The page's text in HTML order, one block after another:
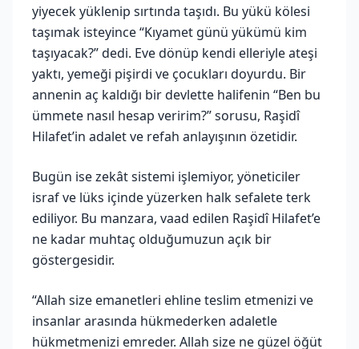
yiyecek yüklenip sırtında taşıdı. Bu yükü kölesi
taşımak isteyince “Kıyamet günü yükümü kim
taşıyacak?” dedi. Eve dönüp kendi elleriyle ateşi
yaktı, yemeği pişirdi ve çocukları doyurdu. Bir
annenin aç kaldığı bir devlette halifenin “Ben bu
ümmete nasıl hesap veririm?” sorusu, Raşidî
Hilafet’in adalet ve refah anlayışının özetidir.
Bugün ise zekât sistemi işlemiyor, yöneticiler
israf ve lüks içinde yüzerken halk sefalete terk
ediliyor. Bu manzara, vaad edilen Raşidî Hilafet’e
ne kadar muhtaç olduğumuzun açık bir
göstergesidir.
“Allah size emanetleri ehline teslim etmenizi ve
insanlar arasında hükmederken adaletle
hükmetmenizi emreder. Allah size ne güzel öğüt